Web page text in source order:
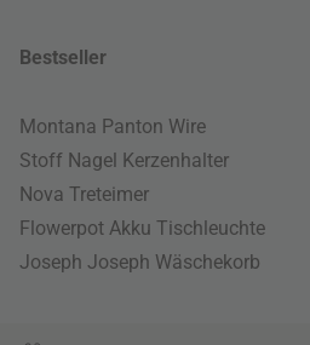
Bestseller
Montana Panton Wire
Stoff Nagel Kerzenhalter
Nova Treteimer
Flowerpot Akku Tischleuchte
Joseph Joseph Wäschekorb